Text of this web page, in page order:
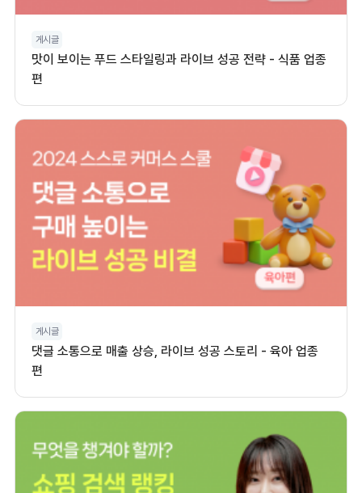
게시글
맛이 보이는 푸드 스타일링과 라이브 성공 전략 - 식품 업종
편
게시글
댓글 소통으로 매출 상승, 라이브 성공 스토리 - 육아 업종
편